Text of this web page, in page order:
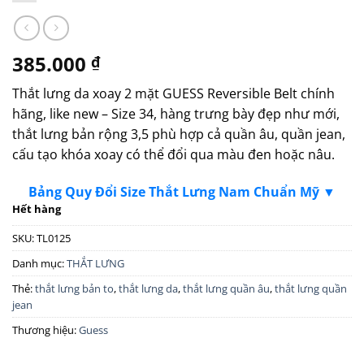
385.000 ₫
Thắt lưng da xoay 2 mặt GUESS Reversible Belt chính
hãng, like new – Size 34, hàng trưng bày đẹp như mới,
thắt lưng bản rộng 3,5 phù hợp cả quần âu, quần jean,
cấu tạo khóa xoay có thể đổi qua màu đen hoặc nâu.
Bảng Quy Đổi Size Thắt Lưng Nam Chuẩn Mỹ ▼
Hết hàng
SKU:TL0125
Danh mục:THẮT LƯNG
Thẻ:thắt lưng bản to,thắt lưng da,thắt lưng quần âu,thắt lưng quần
jean
Thương hiệu:Guess